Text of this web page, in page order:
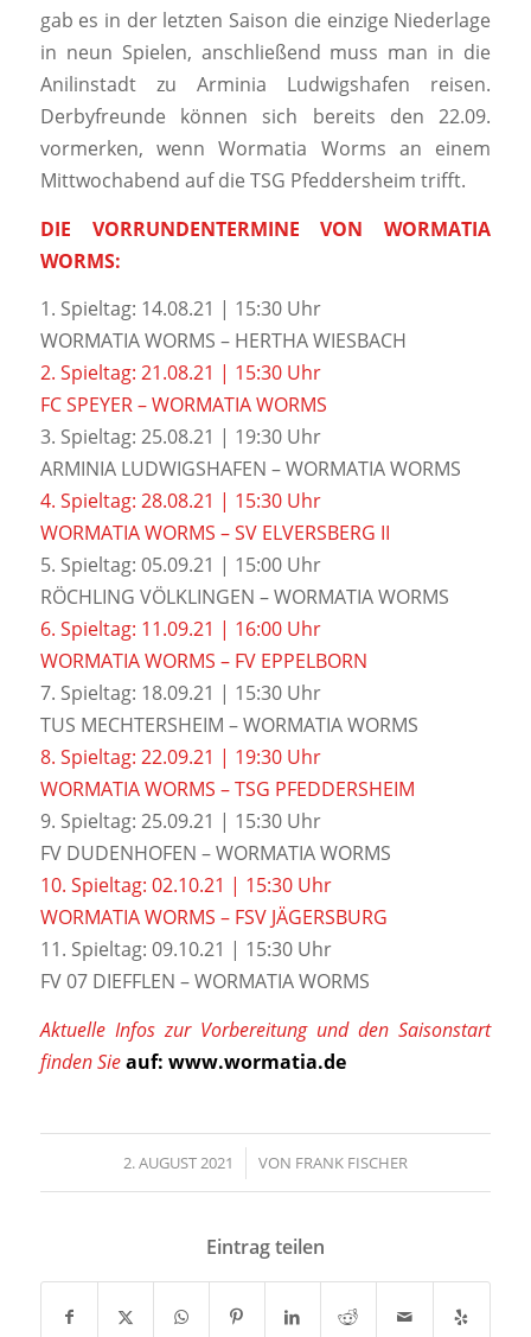
gab es in der letzten Saison die einzige Niederlage
in neun Spielen, anschließend muss man in die
Anilinstadt zu Arminia Ludwigshafen reisen.
Derbyfreunde können sich bereits den 22.09.
vormerken, wenn Wormatia Worms an einem
Mittwochabend auf die TSG Pfeddersheim trifft.
DIE VORRUNDENTERMINE VON WORMATIA
WORMS:
1. Spieltag: 14.08.21 | 15:30 Uhr
WORMATIA WORMS – HERTHA WIESBACH
2. Spieltag: 21.08.21 | 15:30 Uhr
FC SPEYER – WORMATIA WORMS
3. Spieltag: 25.08.21 | 19:30 Uhr
ARMINIA LUDWIGSHAFEN – WORMATIA WORMS
4. Spieltag: 28.08.21 | 15:30 Uhr
WORMATIA WORMS – SV ELVERSBERG II
5. Spieltag: 05.09.21 | 15:00 Uhr
RÖCHLING VÖLKLINGEN – WORMATIA WORMS
6. Spieltag: 11.09.21 | 16:00 Uhr
WORMATIA WORMS – FV EPPELBORN
7. Spieltag: 18.09.21 | 15:30 Uhr
TUS MECHTERSHEIM – WORMATIA WORMS
8. Spieltag: 22.09.21 | 19:30 Uhr
WORMATIA WORMS – TSG PFEDDERSHEIM
9. Spieltag: 25.09.21 | 15:30 Uhr
FV DUDENHOFEN – WORMATIA WORMS
10. Spieltag: 02.10.21 | 15:30 Uhr
WORMATIA WORMS – FSV JÄGERSBURG
11. Spieltag: 09.10.21 | 15:30 Uhr
FV 07 DIEFFLEN – WORMATIA WORMS
Aktuelle Infos zur Vorbereitung und den Saisonstart
finden Sieauf: www.wormatia.de
2. AUGUST 2021
/ VON FRANK FISCHER
Eintrag teilen